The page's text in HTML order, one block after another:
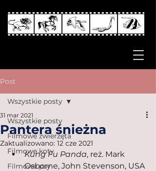
Post
Wszystkie posty
Filmowe zwierzęta
Filmowe koty
Filmowe psy
Wszystkie posty
Pantera śnieżna
31 mar 2021
Zaktualizowano: 12 cze 2021
Kung Fu Panda, reż. Mark
Osborne, John Stevenson, USA